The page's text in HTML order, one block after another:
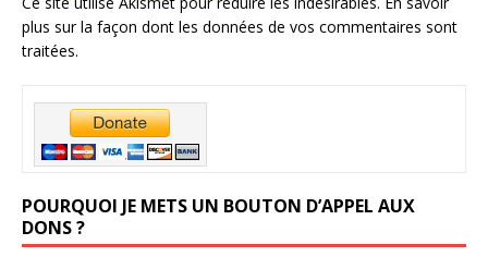
plus sur la façon dont les données de vos commentaires sont
traitées.
POURQUOI JE METS UN BOUTON D’APPEL AUX
DONS ?